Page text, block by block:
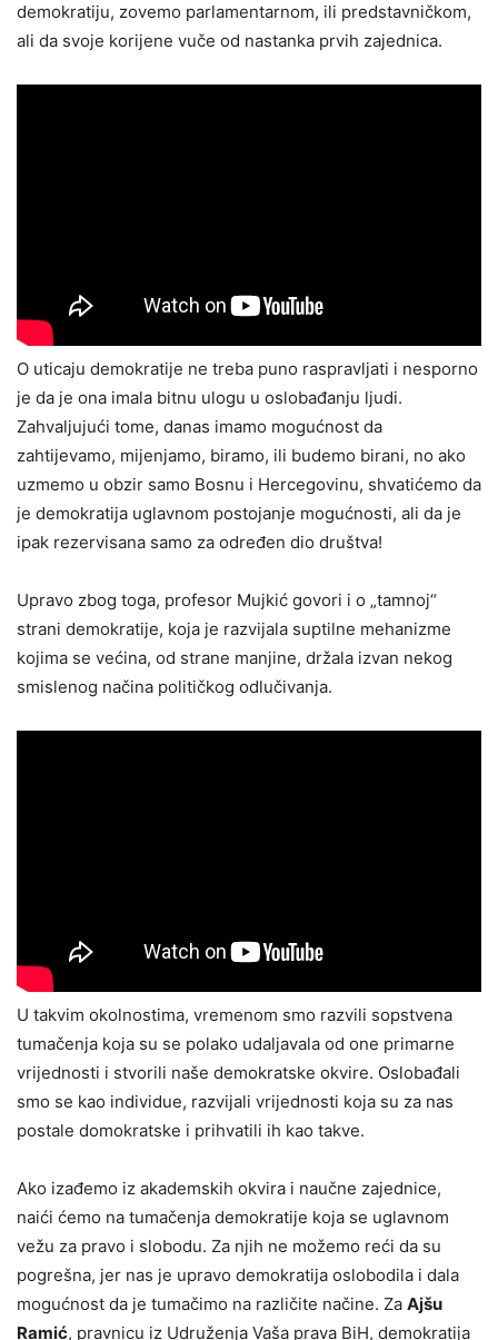
demokratiju, zovemo parlamentarnom, ili predstavničkom,
ali da svoje korijene vuče od nastanka prvih zajednica.
O uticaju demokratije ne treba puno raspravljati i nesporno
je da je ona imala bitnu ulogu u oslobađanju ljudi.
Zahvaljujući tome, danas imamo mogućnost da
zahtijevamo, mijenjamo, biramo, ili budemo birani, no ako
uzmemo u obzir samo Bosnu i Hercegovinu, shvatićemo da
je demokratija uglavnom postojanje mogućnosti, ali da je
ipak rezervisana samo za određen dio društva!
Upravo zbog toga, profesor Mujkić govori i o „tamnoj“
strani demokratije, koja je razvijala suptilne mehanizme
kojima se većina, od strane manjine, držala izvan nekog
smislenog načina političkog odlučivanja.
U takvim okolnostima, vremenom smo razvili sopstvena
tumačenja koja su se polako udaljavala od one primarne
vrijednosti i stvorili naše demokratske okvire. Oslobađali
smo se kao individue, razvijali vrijednosti koja su za nas
postale domokratske i prihvatili ih kao takve.
Ako izađemo iz akademskih okvira i naučne zajednice,
naići ćemo na tumačenja demokratije koja se uglavnom
vežu za pravo i slobodu. Za njih ne možemo reći da su
pogrešna, jer nas je upravo demokratija oslobodila i dala
mogućnost da je tumačimo na različite načine. Za Ajšu
Ramić, pravnicu iz Udruženja Vaša prava BiH, demokratija